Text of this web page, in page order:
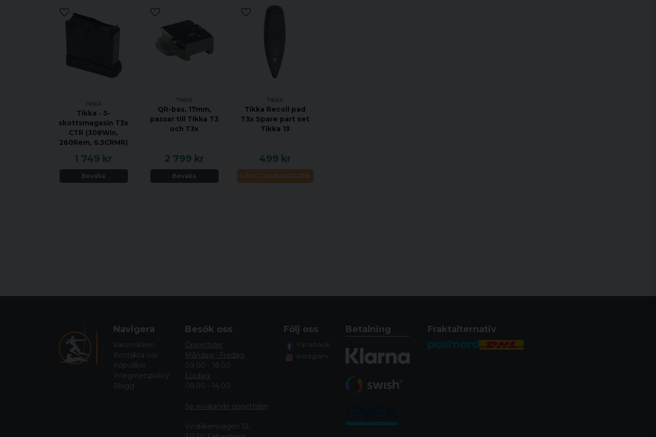
TIKKA
Tikka - 5-
skottsmagasin T3x
CTR (308Win,
260Rem, 6.5CRMR)
1 749 kr
Bevaka
TIKKA
QR-bas, 17mm,
passar till Tikka T3
och T3x
2 799 kr
Bevaka
TIKKA
Tikka Recoil pad
T3x Spare part set
Tikka 13
499 kr
LÄGG I VARUKORGEN
Navigera
Varumärken
Kontakta oss
Köpvillkor
Integritetspolicy
Blogg
Besök oss
Öppettider
Måndag - Fredag:
09.00 - 18.00
Lördag:
09.00 - 14.00
Se avvikande öppettider
Vindåkersvägen 12,
Följ oss
Facebook
Instagram
Betalning Fraktalternativ